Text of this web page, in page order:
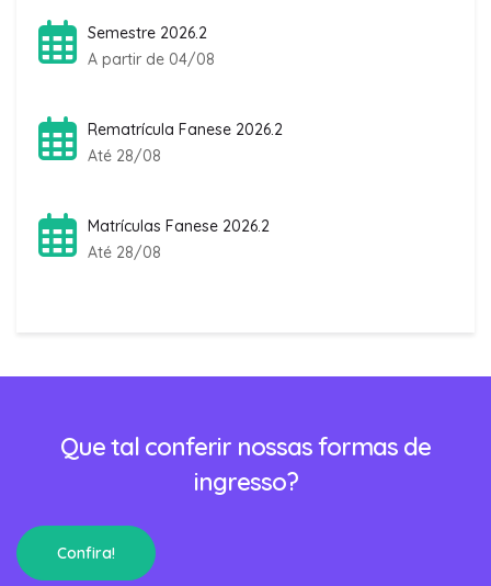
Semestre 2026.2
A partir de 04/08
Rematrícula Fanese 2026.2
Até 28/08
Matrículas Fanese 2026.2
Até 28/08
Que tal conferir nossas formas de
ingresso?
Confira!